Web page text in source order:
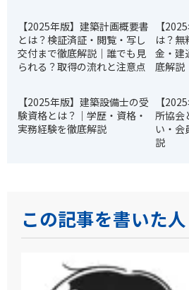
【2025年版】建築計画概要書
とは？検証済証・閲覧・写し
交付まで徹底解説｜誰でも見
られる？取得の流れと注意点
【
は？無
金・建
底解説
【2025年版】建築設備士の受
験資格とは？｜学歴・資格・
実務経験を徹底解説
【
所協会
い・会
説
この記事を書いた人